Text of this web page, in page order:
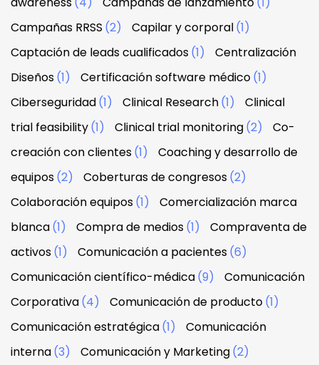
Campañas RRSS (2) Capilar y corporal(1)
Captación de leads cualificados(1)
Centralización
Diseños(1) Certificación software médico(1)
Ciberseguridad(1) Clinical Research(1)
Clinical
trial feasibility(1) Clinical trial monitoring(2)
Co-
creación con clientes(1)
Coaching y desarrollo de
equipos(2) Coberturas de congresos(2)
Colaboración equipos(1)
Comercialización marca
blanca(1) Compra de medios(1)
Compraventa de
activos(1) Comunicación a pacientes(6)
Comunicación científico-médica(9)
Comunicación
Corporativa(4) Comunicación de producto(1)
Comunicación estratégica(1)
Comunicación
interna(3) Comunicación y Marketing(2)